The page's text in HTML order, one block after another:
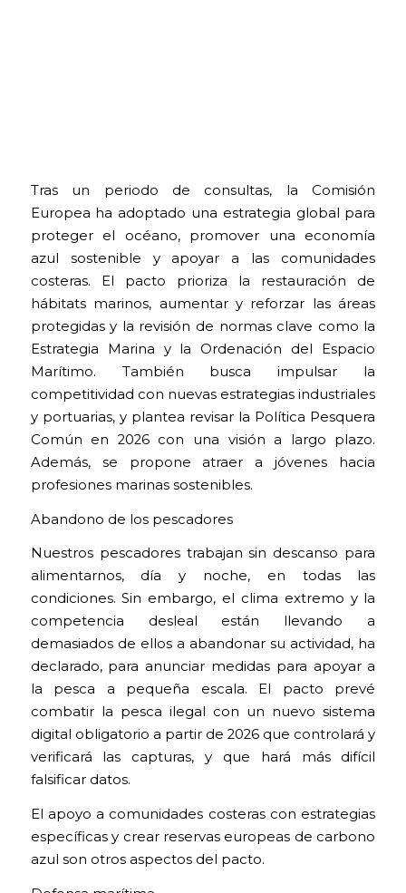
Tras un periodo de consultas, la Comisión
Europea ha adoptado una estrategia global para
proteger el océano, promover una economía
azul sostenible y apoyar a las comunidades
costeras. El pacto prioriza la restauración de
hábitats marinos, aumentar y reforzar las áreas
protegidas y la revisión de normas clave como la
Estrategia Marina y la Ordenación del Espacio
Marítimo. También busca impulsar la
competitividad con nuevas estrategias industriales
y portuarias, y plantea revisar la Política Pesquera
Común en 2026 con una visión a largo plazo.
Además, se propone atraer a jóvenes hacia
profesiones marinas sostenibles.
Abandono de los pescadores
Nuestros pescadores trabajan sin descanso para
alimentarnos, día y noche, en todas las
condiciones. Sin embargo, el clima extremo y la
competencia desleal están llevando a
demasiados de ellos a abandonar su actividad, ha
declarado, para anunciar medidas para apoyar a
la pesca a pequeña escala. El pacto prevé
combatir la pesca ilegal con un nuevo sistema
digital obligatorio a partir de 2026 que controlará y
verificará las capturas, y que hará más difícil
falsificar datos.
El apoyo a comunidades costeras con estrategias
específicas y crear reservas europeas de carbono
azul son otros aspectos del pacto.